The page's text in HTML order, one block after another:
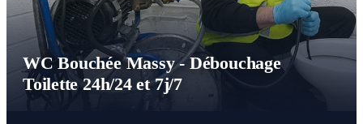
WC Bouchée Massy - Débouchage
Toilette 24h/24 et 7j/7